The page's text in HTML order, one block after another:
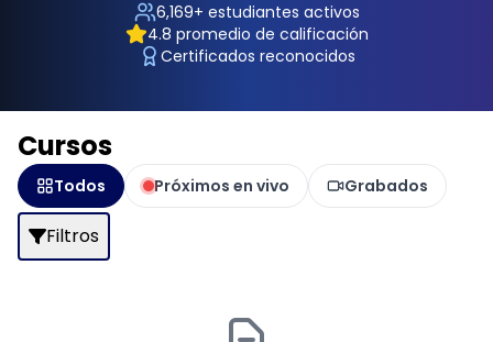
6,169+ estudiantes activos
4.8 promedio de calificación
Certificados reconocidos
Cursos
Todos Próximos en vivo Grabados
Filtros